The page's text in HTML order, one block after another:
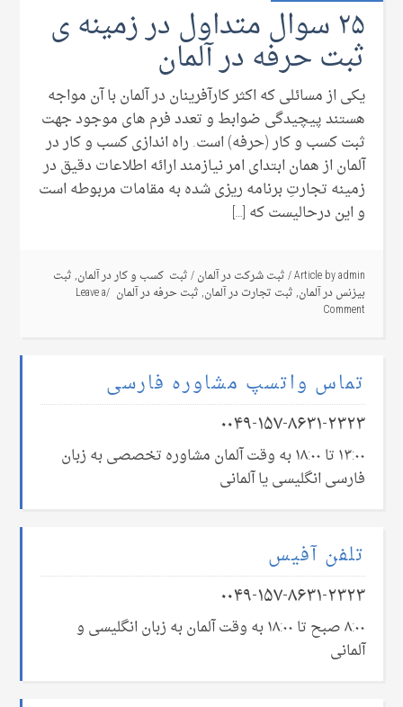
۲۵ سوال متداول در زمینه ی
ثبت حرفه در آلمان
یکی از مسائلی که اکثر کارآفرینان در آلمان با آن مواجه
هستند پیچیدگی ضوابط و تعدد فرم های موجود جهت
ثبت کسب و کار (حرفه) است. راه اندازی کسب و کار در
آلمان از همان ابتدای امر نیازمند ارائه اطلاعات دقیق در
زمینه تجارتِ برنامه ریزی شده به مقامات مربوطه است
و این درحالیست که […]
Article byadmin
/ثبت شرکت در آلمان/ثبت کسب و کار در آلمان,ثبت
بیزنس در آلمان,ثبت تجارت در آلمان,ثبت حرفه در آلمان Leave a
Comment
تماس واتسپ مشاوره فارسی
۰۰۴۹-۱۵۷-۸۶۳۱-۲۳۲۳
۱۳:۰۰ تا ۱۸:۰۰ به وقت آلمان مشاوره تخصصی به زبان
فارسی انگلیسی یا آلمانی
تلفن آفیس
۰۰۴۹-۱۵۷-۸۶۳۱-۲۳۲۳
۸:۰۰ صبح تا ۱۸:۰۰ به وقت آلمان به زبان انگلیسی و
آلمانی